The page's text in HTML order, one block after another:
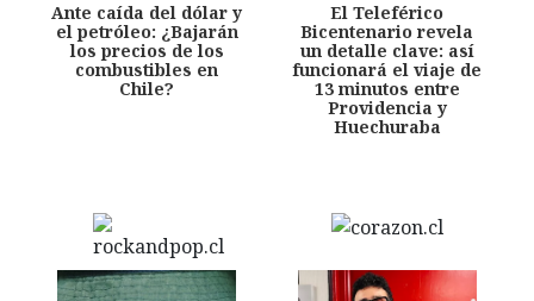
Ante caída del dólar y
el petróleo: ¿Bajarán
los precios de los
combustibles en
Chile?
El Teleférico
Bicentenario revela
un detalle clave: así
funcionará el viaje de
13 minutos entre
Providencia y
Huechuraba